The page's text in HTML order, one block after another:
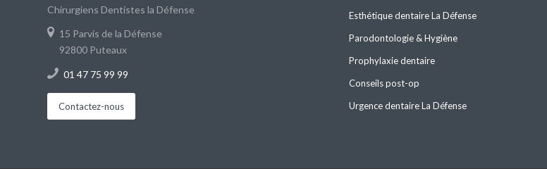
Chirurgiens Dentistes la Défense
15 Parvis de la Défense
92800 Puteaux
01 47 75 99 99
Contactez-nous
Esthétique dentaire La Défense
Parodontologie & Hygiène
Prophylaxie dentaire
Conseils post-op
Urgence dentaire La Défense